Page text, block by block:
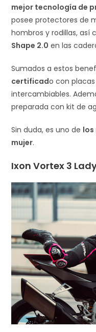
mejor tecnología de
posee protectores de
hombros y rodillas, así
Shape 2.0 en las
Sumados a estos
certificado con
intercambiables.
preparada con kit de
Sin duda, es uno de los
mujer.
Ixon Vortex 3